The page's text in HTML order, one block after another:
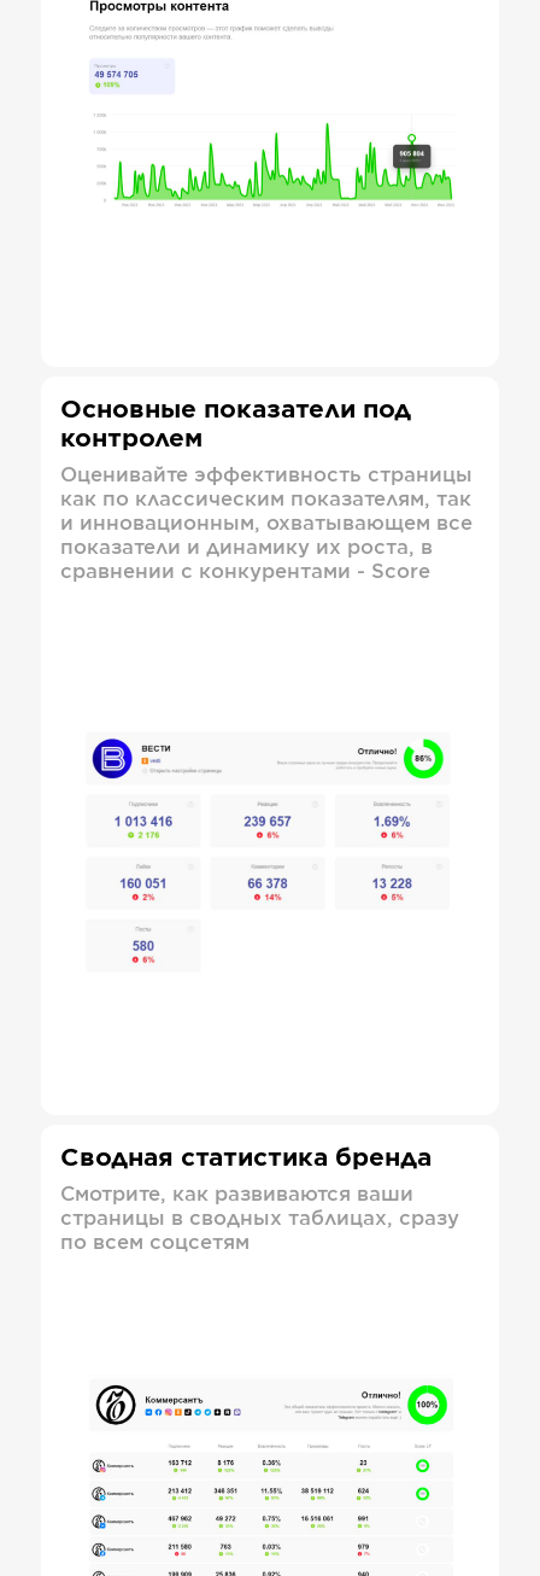
Основные показатели под
контролем
Оценивайте эффективность страницы
как по классическим показателям, так
и инновационным, охватывающем все
показатели и динамику их роста, в
сравнении с конкурентами - Score
Сводная статистика бренда
Смотрите, как развиваются ваши
страницы в сводных таблицах, сразу
по всем соцсетям